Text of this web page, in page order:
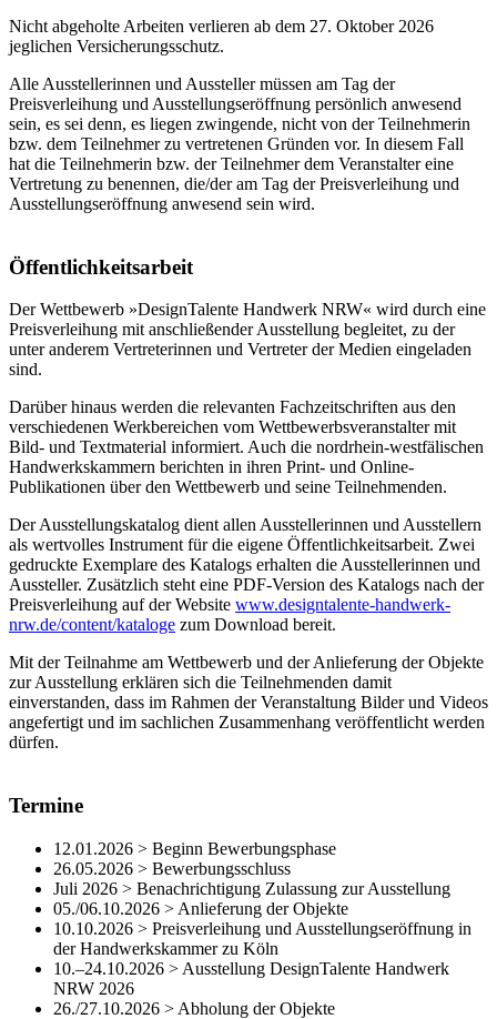
Nicht abgeholte Arbeiten verlieren ab dem 27. Oktober 2026
jeglichen Versicherungsschutz.
Alle Ausstellerinnen und Aussteller müssen am Tag der
Preisverleihung und Ausstellungseröffnung persönlich anwesend
sein, es sei denn, es liegen zwingende, nicht von der Teilnehmerin
bzw. dem Teilnehmer zu vertretenen Gründen vor. In diesem Fall
hat die Teilnehmerin bzw. der Teilnehmer dem Veranstalter eine
Vertretung zu benennen, die/der am Tag der Preisverleihung und
Ausstellungseröffnung anwesend sein wird.
Öffentlichkeitsarbeit
Der Wettbewerb »DesignTalente Handwerk NRW« wird durch eine
Preisverleihung mit anschließender Ausstellung begleitet, zu der
unter anderem Vertreterinnen und Vertreter der Medien eingeladen
sind.
Darüber hinaus werden die relevanten Fachzeitschriften aus den
verschiedenen Werkbereichen vom Wettbewerbsveranstalter mit
Bild- und Textmaterial informiert. Auch die nordrhein-westfälischen
Handwerkskammern berichten in ihren Print- und Online-
Publikationen über den Wettbewerb und seine Teilnehmenden.
Der Ausstellungskatalog dient allen Ausstellerinnen und Ausstellern
als wertvolles Instrument für die eigene Öffentlichkeitsarbeit. Zwei
gedruckte Exemplare des Katalogs erhalten die Ausstellerinnen und
Aussteller. Zusätzlich steht eine PDF-Version des Katalogs nach der
Preisverleihung auf der Website www.designtalente-handwerk-
nrw.de/content/kataloge zum Download bereit.
Mit der Teilnahme am Wettbewerb und der Anlieferung der Objekte
zur Ausstellung erklären sich die Teilnehmenden damit
einverstanden, dass im Rahmen der Veranstaltung Bilder und Videos
angefertigt und im sachlichen Zusammenhang veröffentlicht werden
dürfen.
Termine
12.01.2026 > Beginn Bewerbungsphase
26.05.2026 > Bewerbungsschluss
Juli 2026 > Benachrichtigung Zulassung zur Ausstellung
05./06.10.2026 > Anlieferung der Objekte
10.10.2026 > Preisverleihung und Ausstellungseröffnung in
der Handwerkskammer zu Köln
10.–24.10.2026 > Ausstellung DesignTalente Handwerk
NRW 2026
26./27.10.2026 > Abholung der Objekte